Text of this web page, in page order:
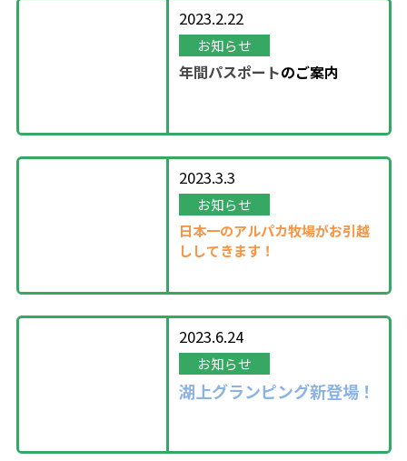
2023.2.22
お知らせ
年間パスポートのご案内
2023.3.3
お知らせ
日本一のアルパカ牧場がお引越
ししてきます！
2023.6.24
お知らせ
湖上グランピング新登場！